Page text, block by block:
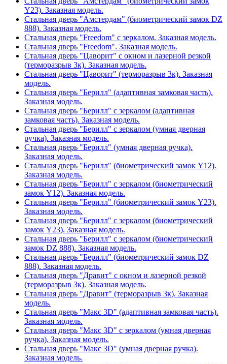
Y23). Заказная модель.
Стальная дверь "Амстердам" (биометрический замок DZ
888). Заказная модель.
Стальная дверь "Freedom" с зеркалом. Заказная модель.
Стальная дверь "Freedom". Заказная модель.
Стальная дверь "Цаворит" с окном и лазерной резкой
(терморазрыв 3к). Заказная модель.
Стальная дверь "Цаворит" (терморазрыв 3к). Заказная
модель.
Стальная дверь "Берилл" (адаптивная замковая часть).
Заказная модель.
Стальная дверь "Берилл" с зеркалом (адаптивная
замковая часть). Заказная модель.
Стальная дверь "Берилл" с зеркалом (умная дверная
ручка). Заказная модель.
Стальная дверь "Берилл" (умная дверная ручка).
Заказная модель.
Стальная дверь "Берилл" (биометрический замок Y12).
Заказная модель.
Стальная дверь "Берилл" с зеркалом (биометрический
замок Y12). Заказная модель.
Стальная дверь "Берилл" (биометрический замок Y23).
Заказная модель.
Стальная дверь "Берилл" с зеркалом (биометрический
замок Y23). Заказная модель.
Стальная дверь "Берилл" с зеркалом (биометрический
замок DZ 888). Заказная модель.
Стальная дверь "Берилл" (биометрический замок DZ
888). Заказная модель.
Стальная дверь "Дравит" с окном и лазерной резкой
(терморазрыв 3к). Заказная модель.
Стальная дверь "Дравит" (терморазрыв 3к). Заказная
модель.
Стальная дверь "Макс 3D" (адаптивная замковая часть).
Заказная модель.
Стальная дверь "Макс 3D" с зеркалом (умная дверная
ручка). Заказная модель.
Стальная дверь "Макс 3D" (умная дверная ручка).
Заказная модель.